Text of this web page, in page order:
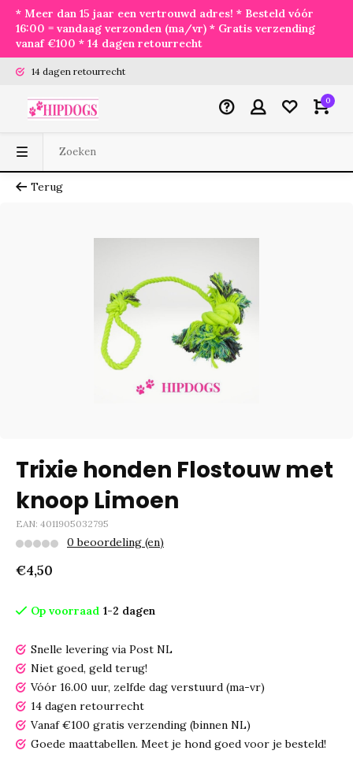
* Meer dan 15 jaar een vertrouwd adres! * Besteld vóór
16:00 = vandaag verzonden (ma/vr) * Gratis verzending
vanaf €100 * 14 dagen retourrecht
14 dagen retourrecht
0
Terug
Trixie honden Flostouw met
knoop Limoen
EAN: 4011905032795
0 beoordeling (en)
€4,50
Op voorraad 1-2 dagen
Snelle levering via Post NL
Niet goed, geld terug!
Vóór 16.00 uur, zelfde dag verstuurd (ma-vr)
14 dagen retourrecht
Vanaf €100 gratis verzending (binnen NL)
Goede maattabellen. Meet je hond goed voor je besteld!